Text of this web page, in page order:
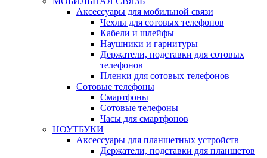
Аксессуары для мобильной связи
Чехлы для сотовых телефонов
Кабели и шлейфы
Наушники и гарнитуры
Держатели, подставки для сотовых
телефонов
Пленки для сотовых телефонов
Сотовые телефоны
Смартфоны
Сотовые телефоны
Часы для смартфонов
НОУТБУКИ
Аксессуары для планшетных устройств
Держатели, подставки для планшетов